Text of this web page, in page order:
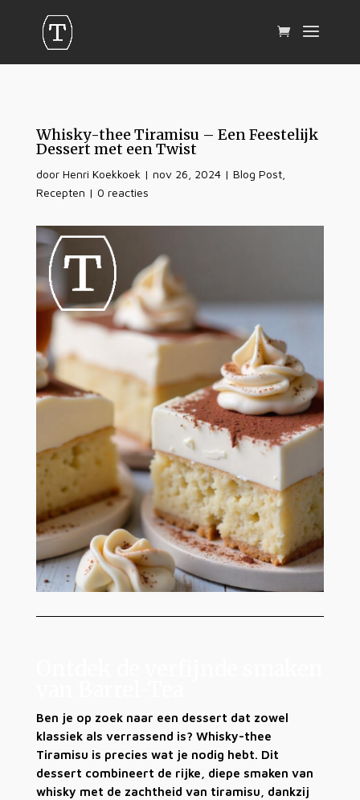
Whisky-thee Tiramisu – Een Feestelijk
Dessert met een Twist
door Henri Koekkoek | nov 26, 2024| Blog Post,
Recepten | 0 reacties
Ben je op zoek naar een dessert dat zowel
klassiek als verrassend is? Whisky-thee
Tiramisu is precies wat je nodig hebt. Dit
dessert combineert de rijke, diepe smaken van
whisky met de zachtheid van tiramisu, dankzij